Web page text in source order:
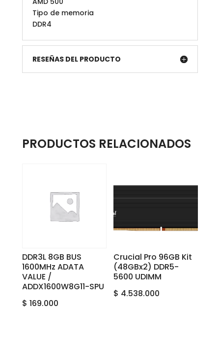
Tipo de memoria
DDR4
RESEÑAS DEL PRODUCTO
PRODUCTOS RELACIONADOS
DDR3L 8GB BUS
1600MHz ADATA
VALUE /
ADDX1600W8G11-SPU
$ 169.000
Crucial Pro 96GB Kit
(48GBx2) DDR5-
5600 UDIMM
$ 4.538.000